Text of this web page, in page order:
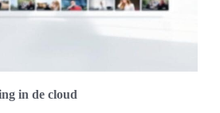
in de cloud